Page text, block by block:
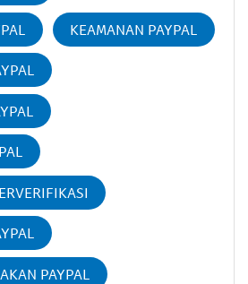
KEAMANAN PAYPAL
PAYPAL